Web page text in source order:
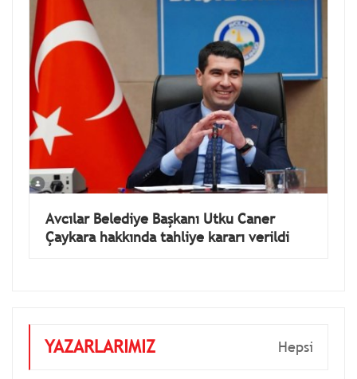
Avcılar Belediye Başkanı Utku Caner
Çaykara hakkında tahliye kararı verildi
YAZARLARIMIZ Hepsi